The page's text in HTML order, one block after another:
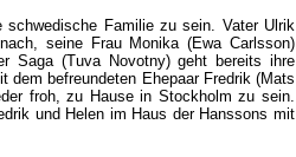
schwedische Familie zu sein. Vater Ulrik
seine Frau Monika (Ewa Carlsson)
Saga (Tuva Novotny) geht bereits ihre
dem befreundeten Ehepaar Fredrik (Mats
froh, zu Hause in Stockholm zu sein.
und Helen im Haus der Hanssons mit